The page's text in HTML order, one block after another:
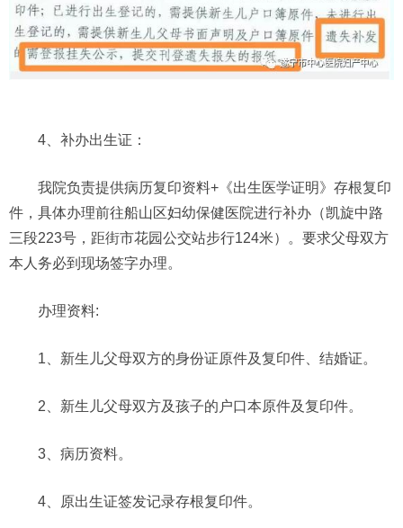
4、补办出生证：
我院负责提供病历复印资料+《出生医学证明》存根复印
件，具体办理前往船山区妇幼保健医院进行补办（凯旋中路
三段223号，距街市花园公交站步行124米）。要求父母双方
本人务必到现场签字办理。
办理资料:
1、新生儿父母双方的身份证原件及复印件、结婚证。
2、新生儿父母双方及孩子的户口本原件及复印件。
3、病历资料。
4、原出生证签发记录存根复印件。